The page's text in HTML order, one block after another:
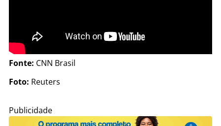
Fonte: CNN Brasil
Foto: Reuters
Publicidade